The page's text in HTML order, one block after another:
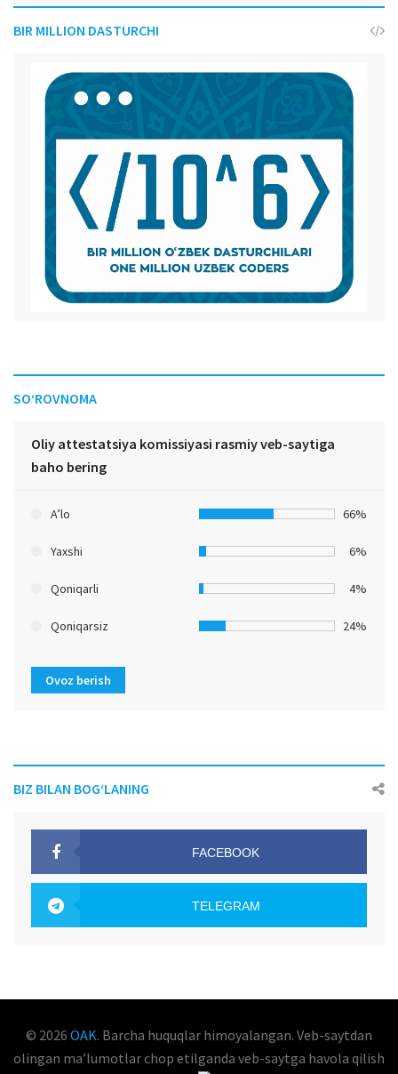
BIR MILLION DASTURCHI
SO‘ROVNOMA
Oliy attestatsiya komissiyasi rasmiy veb-saytiga
baho bering
A’lo 66%
Yaxshi 6%
Qoniqarli 4%
Qoniqarsiz 24%
Ovoz berish
BIZ BILAN BOG‘LANING
FACEBOOK
TELEGRAM
© 2026 OAK. Barcha huquqlar himoyalangan. Veb-saytdan
olingan maʼlumotlar chop etilganda veb-saytga havola qilish